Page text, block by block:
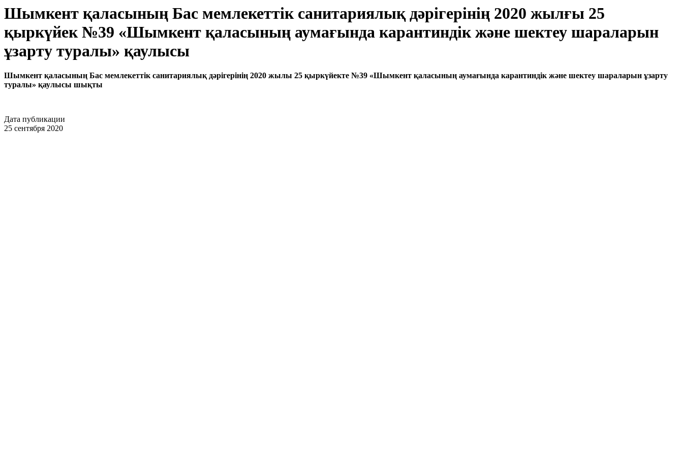
Шымкент қаласының Бас мемлекеттік санитариялық дәрігерінің 2020 жылғы 25
қыркүйек №39 «Шымкент қаласының аумағында карантиндік және шектеу шараларын
ұзарту туралы» қаулысы
Шымкент қаласының Бас мемлекеттік санитариялық дәрігерінің 2020 жылы 25 қыркүйекте №39 «Шымкент қаласының аумағында карантиндік және шектеу шараларын ұзарту
туралы» қаулысы шықты
Дата публикации
25 сентября 2020